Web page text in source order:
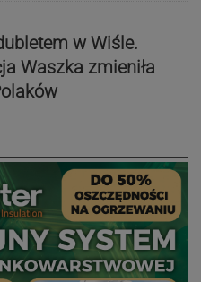
w Wiśle.
Waszka zmieniła